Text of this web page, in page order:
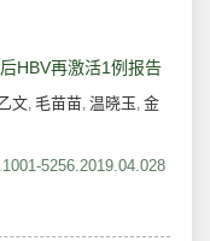
HBV再激活1例报告
文, 毛苗苗, 温晓玉, 金
5256.2019.04.028